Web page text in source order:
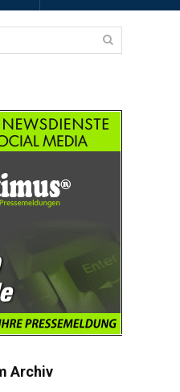
Archiv